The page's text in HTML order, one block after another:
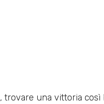
, trovare una vittoria così